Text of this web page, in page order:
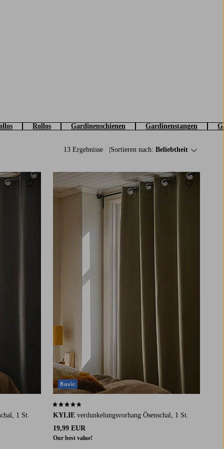
Rollos Gardinenschienen Gardinenstangen
13 Ergebnisse Sortieren nach: Beliebtheit
1 St.
Zu Favoriten hinzufügen
KYLIE verdunkelungsvorhang Ösenschal, 1 St.
19,99 EUR
Our best value!
4,5 basierend auf 693 Bewertungen
Basic
Zu